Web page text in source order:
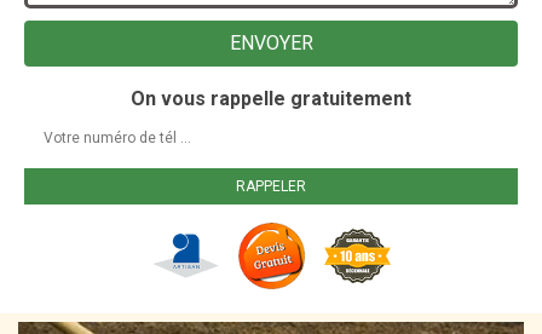
On vous rappelle gratuitement